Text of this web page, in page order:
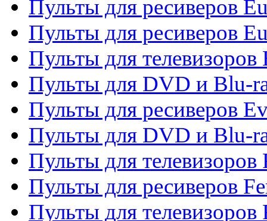
Пульты для ресиверов
Пульты для ресиверов
Пульты для телевизоров
Пульты для DVD и Blu-
Пульты для ресиверов
Пульты для DVD и Blu-
Пульты для телевизоров
Пульты для ресиверов
Пульты для